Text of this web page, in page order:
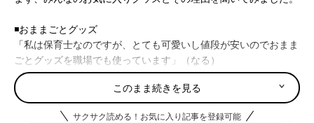
◾️おままごとグッズ
「私は保育士なのですが、とても可愛いし値段が安いのでおまま
ごとグッズを職場でも使っています」（なる）
◾️平干しできる洗濯ネット！
「ニットなどを干す時に重宝しています」（しろ）
このまま続きを見る
サクサク読める！お気に入り記事を登録可能